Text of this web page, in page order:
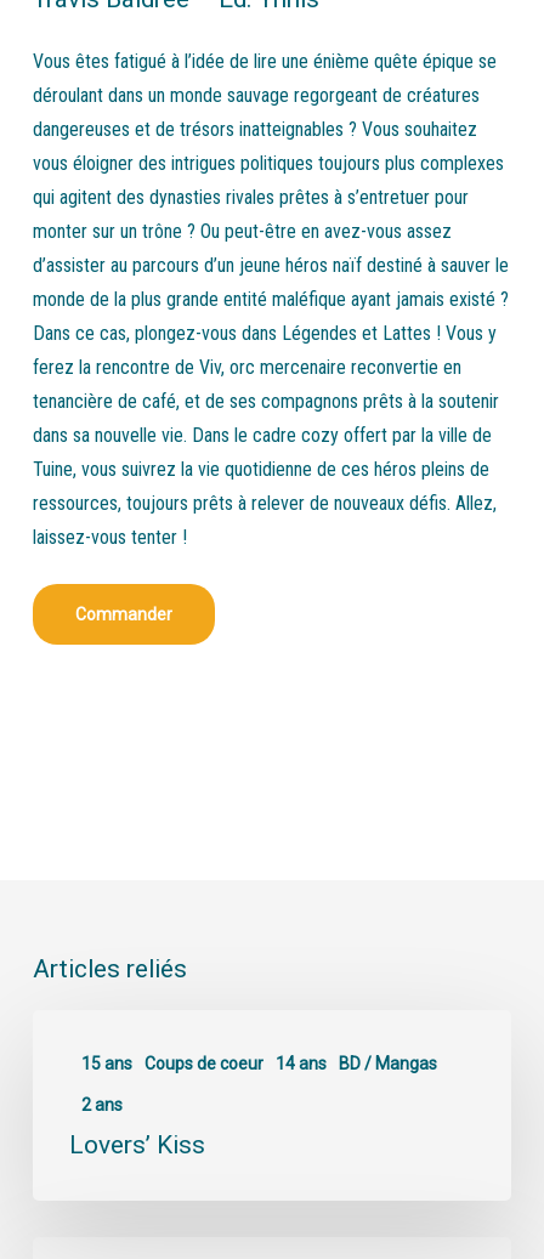
Vous êtes fatigué à l’idée de lire une énième quête épique se
déroulant dans un monde sauvage regorgeant de créatures
dangereuses et de trésors inatteignables ? Vous souhaitez
vous éloigner des intrigues politiques toujours plus complexes
qui agitent des dynasties rivales prêtes à s’entretuer pour
monter sur un trône ? Ou peut-être en avez-vous assez
d’assister au parcours d’un jeune héros naïf destiné à sauver le
monde de la plus grande entité maléfique ayant jamais existé ?
Dans ce cas, plongez-vous dans Légendes et Lattes ! Vous y
ferez la rencontre de Viv, orc mercenaire reconvertie en
tenancière de café, et de ses compagnons prêts à la soutenir
dans sa nouvelle vie. Dans le cadre cozy offert par la ville de
Tuine, vous suivrez la vie quotidienne de ces héros pleins de
ressources, toujours prêts à relever de nouveaux défis. Allez,
laissez-vous tenter !
Commander
Articles reliés
15 ans Coups de coeur 14 ans BD / Mangas
2 ans
Lovers’ Kiss